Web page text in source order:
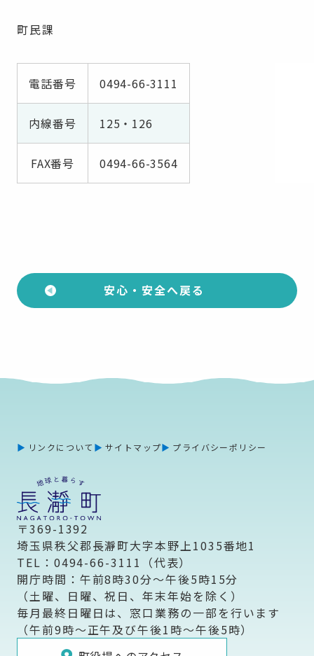
町民課
電話番号 0494-66-3111
内線番号 125・126
FAX番号 0494-66-3564
安心・安全へ戻る
リンクについて サイトマップ プライバシーポリシー
〒369-1392
埼玉県秩父郡長瀞町大字本野上1035番地1
TEL：0494-66-3111（代表）
開庁時間：午前8時30分～午後5時15分
（土曜、日曜、祝日、年末年始を除く）
毎月最終日曜日は、窓口業務の一部を行います
（午前9時～正午及び午後1時～午後5時）